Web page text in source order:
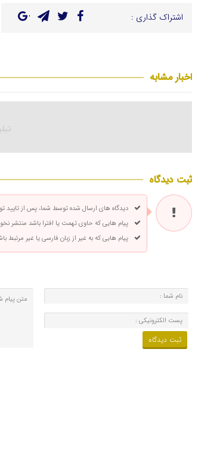
اشتراک گذاری :
اخبار مشابه
ثبت دیدگاه
دیدگاه های ارسال شده توسط شما، پس از
پیام هایی که حاوی تهمت یا افترا باشد منتشر
پیام هایی که به غیر از زبان فارسی یا غیر مرتبط